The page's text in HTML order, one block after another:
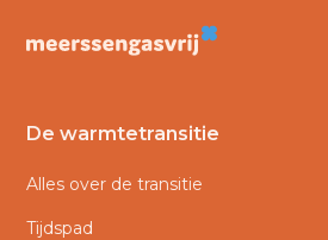
De warmtetransitie
Alles over de transitie
Tijdspad